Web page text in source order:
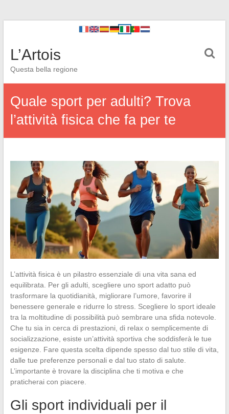
L’Artois
Questa bella regione
Quale sport per adulti? Trova
l’attività fisica che fa per te
L’attività fisica è un pilastro essenziale di una vita sana ed
equilibrata. Per gli adulti, scegliere uno sport adatto può
trasformare la quotidianità, migliorare l’umore, favorire il
benessere generale e ridurre lo stress. Scegliere lo sport ideale
tra la moltitudine di possibilità può sembrare una sfida notevole.
Che tu sia in cerca di prestazioni, di relax o semplicemente di
socializzazione, esiste un’attività sportiva che soddisferà le tue
esigenze. Fare questa scelta dipende spesso dal tuo stile di vita,
dalle tue preferenze personali e dal tuo stato di salute.
L’importante è trovare la disciplina che ti motiva e che
praticherai con piacere.
Gli sport individuali per il